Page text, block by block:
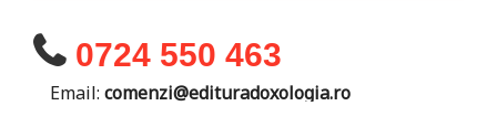
0724 550 463
Email: comenzi@edituradoxologia.ro